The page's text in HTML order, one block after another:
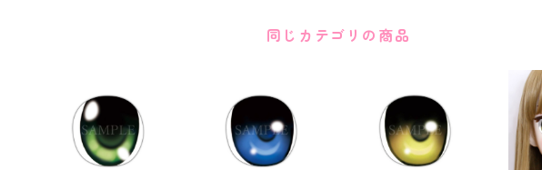
同じカテゴリの商品